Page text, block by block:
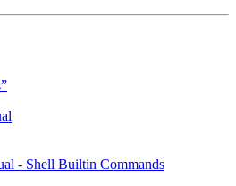
- Shell Builtin Commands